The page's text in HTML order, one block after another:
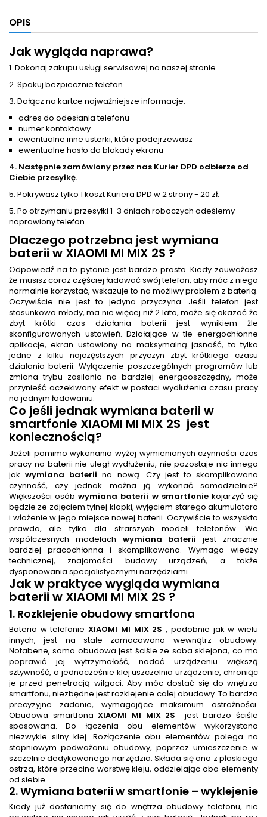
OPIS
Jak wygląda naprawa?
1. Dokonaj zakupu usługi serwisowej na naszej stronie.
2. Spakuj bezpiecznie telefon.
3. Dołącz na kartce najważniejsze informacje:
adres do odesłania telefonu
numer kontaktowy
ewentualne inne usterki, które podejrzewasz
ewentualne hasło do blokady ekranu
4. Następnie zamówiony przez nas Kurier DPD odbierze od
Ciebie przesyłkę.
5. Pokrywasz tylko 1 koszt Kuriera DPD w 2 strony - 20 zł.
5. Po otrzymaniu przesyłki 1-3 dniach roboczych odeślemy
naprawiony telefon.
Dlaczego potrzebna jest wymiana
baterii w XIAOMI MI MIX 2S ?
Odpowiedź na to pytanie jest bardzo prosta. Kiedy zauważasz
że musisz coraz częściej ładować swój telefon, aby móc z niego
normalnie korzystać, wskazuje to na możliwy problem z baterią.
Oczywiście nie jest to jedyna przyczyna. Jeśli telefon jest
stosunkowo młody, ma nie więcej niż 2 lata, może się okazać że
zbyt krótki czas działania baterii jest wynikiem źle
skonfigurowanych ustawień. Działające w tle energochłonne
aplikacje, ekran ustawiony na maksymalną jasność, to tylko
jedne z kilku najczęstszych przyczyn zbyt krótkiego czasu
działania baterii. Wyłączenie poszczególnych programów lub
zmiana trybu zasilania na bardziej energooszczędny, może
przynieść oczekiwany efekt w postaci wydłużenia czasu pracy
na jednym ładowaniu.
Co jeśli jednakwymiana baterii w
smartfonie XIAOMI MI MIX 2S jest
koniecznością?
Jeżeli pomimo wykonania wyżej wymienionych czynności czas
pracy na baterii nie uległ wydłużeniu, nie pozostaje nic innego
jakwymiana baterii na nową. Czy jest to skomplikowana
czynność, czy jednak można ją wykonać samodzielnie?
Większości osóbwymiana baterii w smartfoniekojarzyć się
będzie ze zdjęciem tylnej klapki, wyjęciem starego akumulatora
i włożenie w jego miejsce nowej baterii. Oczywiście to wszyskto
prawda, ale tylko dla strarszych modeli telefonów. We
współczesnych modelach wymiana baterii jest znacznie
bardziej pracochłonna i skomplikowana. Wymaga wiedzy
technicznej, znajomości budowy urządzeń, a także
dysponowania specjalistycznymi narzędziami.
Jak w praktyce wygląda wymiana
baterii w XIAOMI MI MIX 2S ?
1. Rozklejenie obudowy smartfona
Bateria w telefonieXIAOMI MI MIX 2S, podobnie jak w wielu
innych, jest na stałe zamocowana wewnątrz obudowy.
Notabene, sama obudowa jest ściśle ze soba sklejona, co ma
poprawić jej wytrzymałość, nadać urządzeniu większą
sztywność, a jednocześnie klej uszczelnia urządzenie, chroniąc
je przed penetracją wilgoci. Aby móc dostać się do wnętrza
smartfonu, niezbędne jest rozklejenie całej obudowy. To bardzo
precyzyjne zadanie, wymagające maksimum ostrożności.
Obudowa smartfonaXIAOMI MI MIX 2S
jest bardzo ściśle
spasowana. Do łączenia obu elementów wykorzystano
niezwykle silny klej. Rozłączenie obu elementów polega na
stopniowym podważaniu obudowy, poprzez umieszczenie w
szczelnie dedykowanego narzędzia. Składa się ono z płaskiego
ostrza, które przecina warstwę kleju, oddzielając oba elementy
od siebie.
2.Wymiana baterii w smartfonie – wyklejenie
Kiedy już dostaniemy się do wnętrza obudowy telefonu, nie